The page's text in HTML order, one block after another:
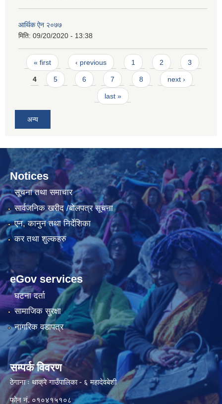
आर्थिक ऐन २०७७
मिति: 09/20/2020 - 13:38
Pages
« first ‹ previous 1 2 3
4 5 6 7 8 next ›
last »
अन्य
Notices
सूचना तथा समाचार
सार्वजनिक खरीद /बोलपत्र सूचना
एन, कानुन तथा निर्देशिका
कर तथा शुल्कहरु
eGov services
घटना दर्ता
सामाजिक सुरक्षा
नागरिक वडापत्र
सम्पर्क विवरण
ठेगाना ः थाक्रे गाउँपालिका - ६ महादेवबेशी
फोन नं. ०१०४१५१०८